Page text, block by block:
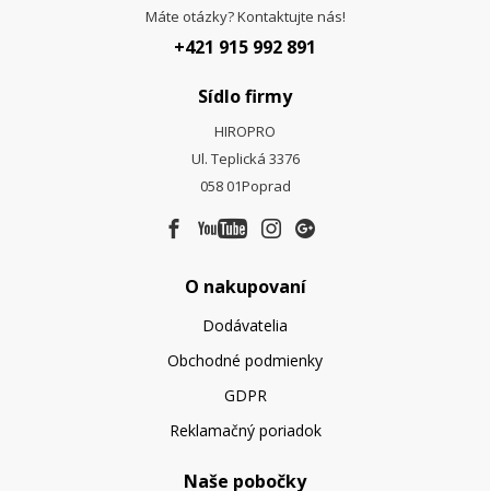
Máte otázky? Kontaktujte nás!
+421 915 992 891
Sídlo firmy
HIROPRO
Ul. Teplická 3376
058 01Poprad
O nakupovaní
Dodávatelia
Obchodné podmienky
GDPR
Reklamačný poriadok
Naše pobočky